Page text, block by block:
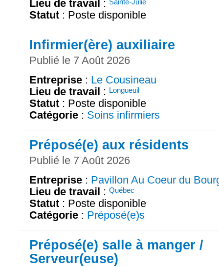
Lieu de travail : Sainte-Julie
Statut : Poste disponible
Infirmier(ère) auxiliaire
Publié le 7 Août 2026
Entreprise : Le Cousineau
Lieu de travail : Longueuil
Statut : Poste disponible
Catégorie : Soins infirmiers
Préposé(e) aux résidents
Publié le 7 Août 2026
Entreprise : Pavillon Au Coeur du
Lieu de travail : Québec
Statut : Poste disponible
Catégorie : Préposé(e)s
Préposé(e) salle à manger /
Serveur(euse)